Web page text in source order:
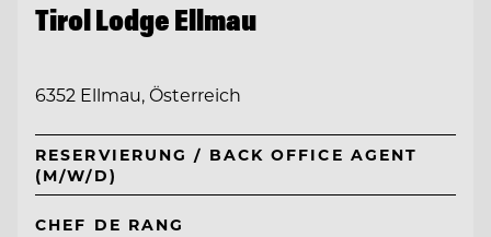
Tirol Lodge Ellmau
6352 Ellmau, Österreich
RESERVIERUNG / BACK OFFICE AGENT
(M/W/D)
CHEF DE RANG